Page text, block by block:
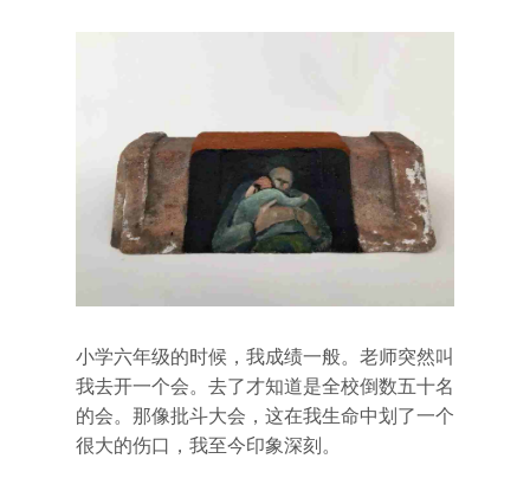
小学六年级的时候，我成绩一般。老师突然叫
我去开一个会。去了才知道是全校倒数五十名
的会。那像批斗大会，这在我生命中划了一个
很大的伤口，我至今印象深刻。